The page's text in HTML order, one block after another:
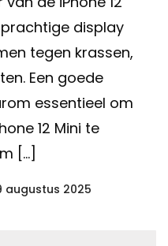
display
tegen krassen,
Een goede
essentieel om
12 Mini te
[…]
augustus 2025